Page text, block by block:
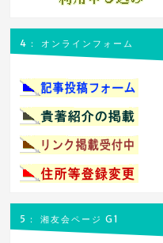
4： オンラインフォーム
5： 湘友会ページ G1